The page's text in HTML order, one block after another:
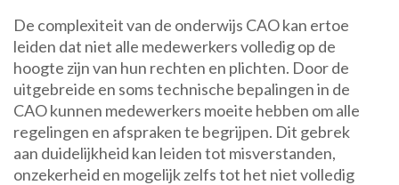
De complexiteit van de onderwijs CAO kan ertoe
leiden dat niet alle medewerkers volledig op de
hoogte zijn van hun rechten en plichten. Door de
uitgebreide en soms technische bepalingen in de
CAO kunnen medewerkers moeite hebben om alle
regelingen en afspraken te begrijpen. Dit gebrek
aan duidelijkheid kan leiden tot misverstanden,
onzekerheid en mogelijk zelfs tot het niet volledig